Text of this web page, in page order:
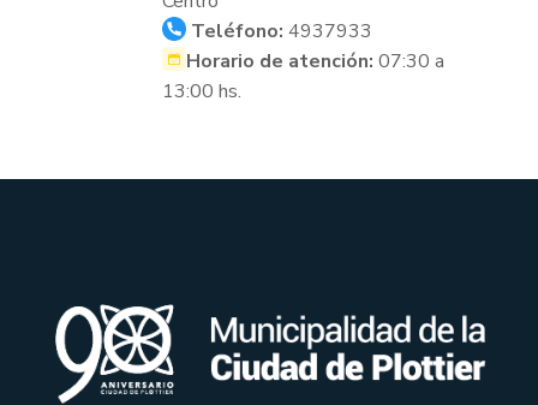
Teléfono: 4937933
Horario de atención: 07:30 a
13:00 hs.